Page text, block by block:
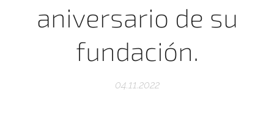
aniversario de su
fundación.
04.11.2022